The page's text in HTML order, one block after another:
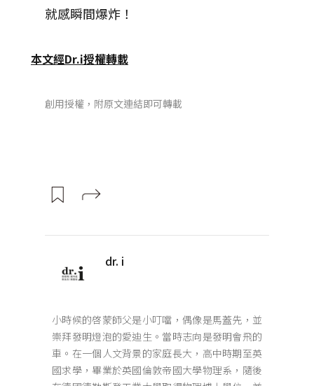
就感瞬間爆炸！
本文經Dr.i授權轉載
創用授權，附原文連結即可轉載
dr. i
小時候的啓蒙師父是小叮噹，偶像是馬蓋先，並
崇拜發明燈泡的愛迪生。當時志向是發明會飛的
車。在一個人文背景的家庭長大，高中時期至英
國求學，畢業於英國倫敦帝國大學物理系，隨後